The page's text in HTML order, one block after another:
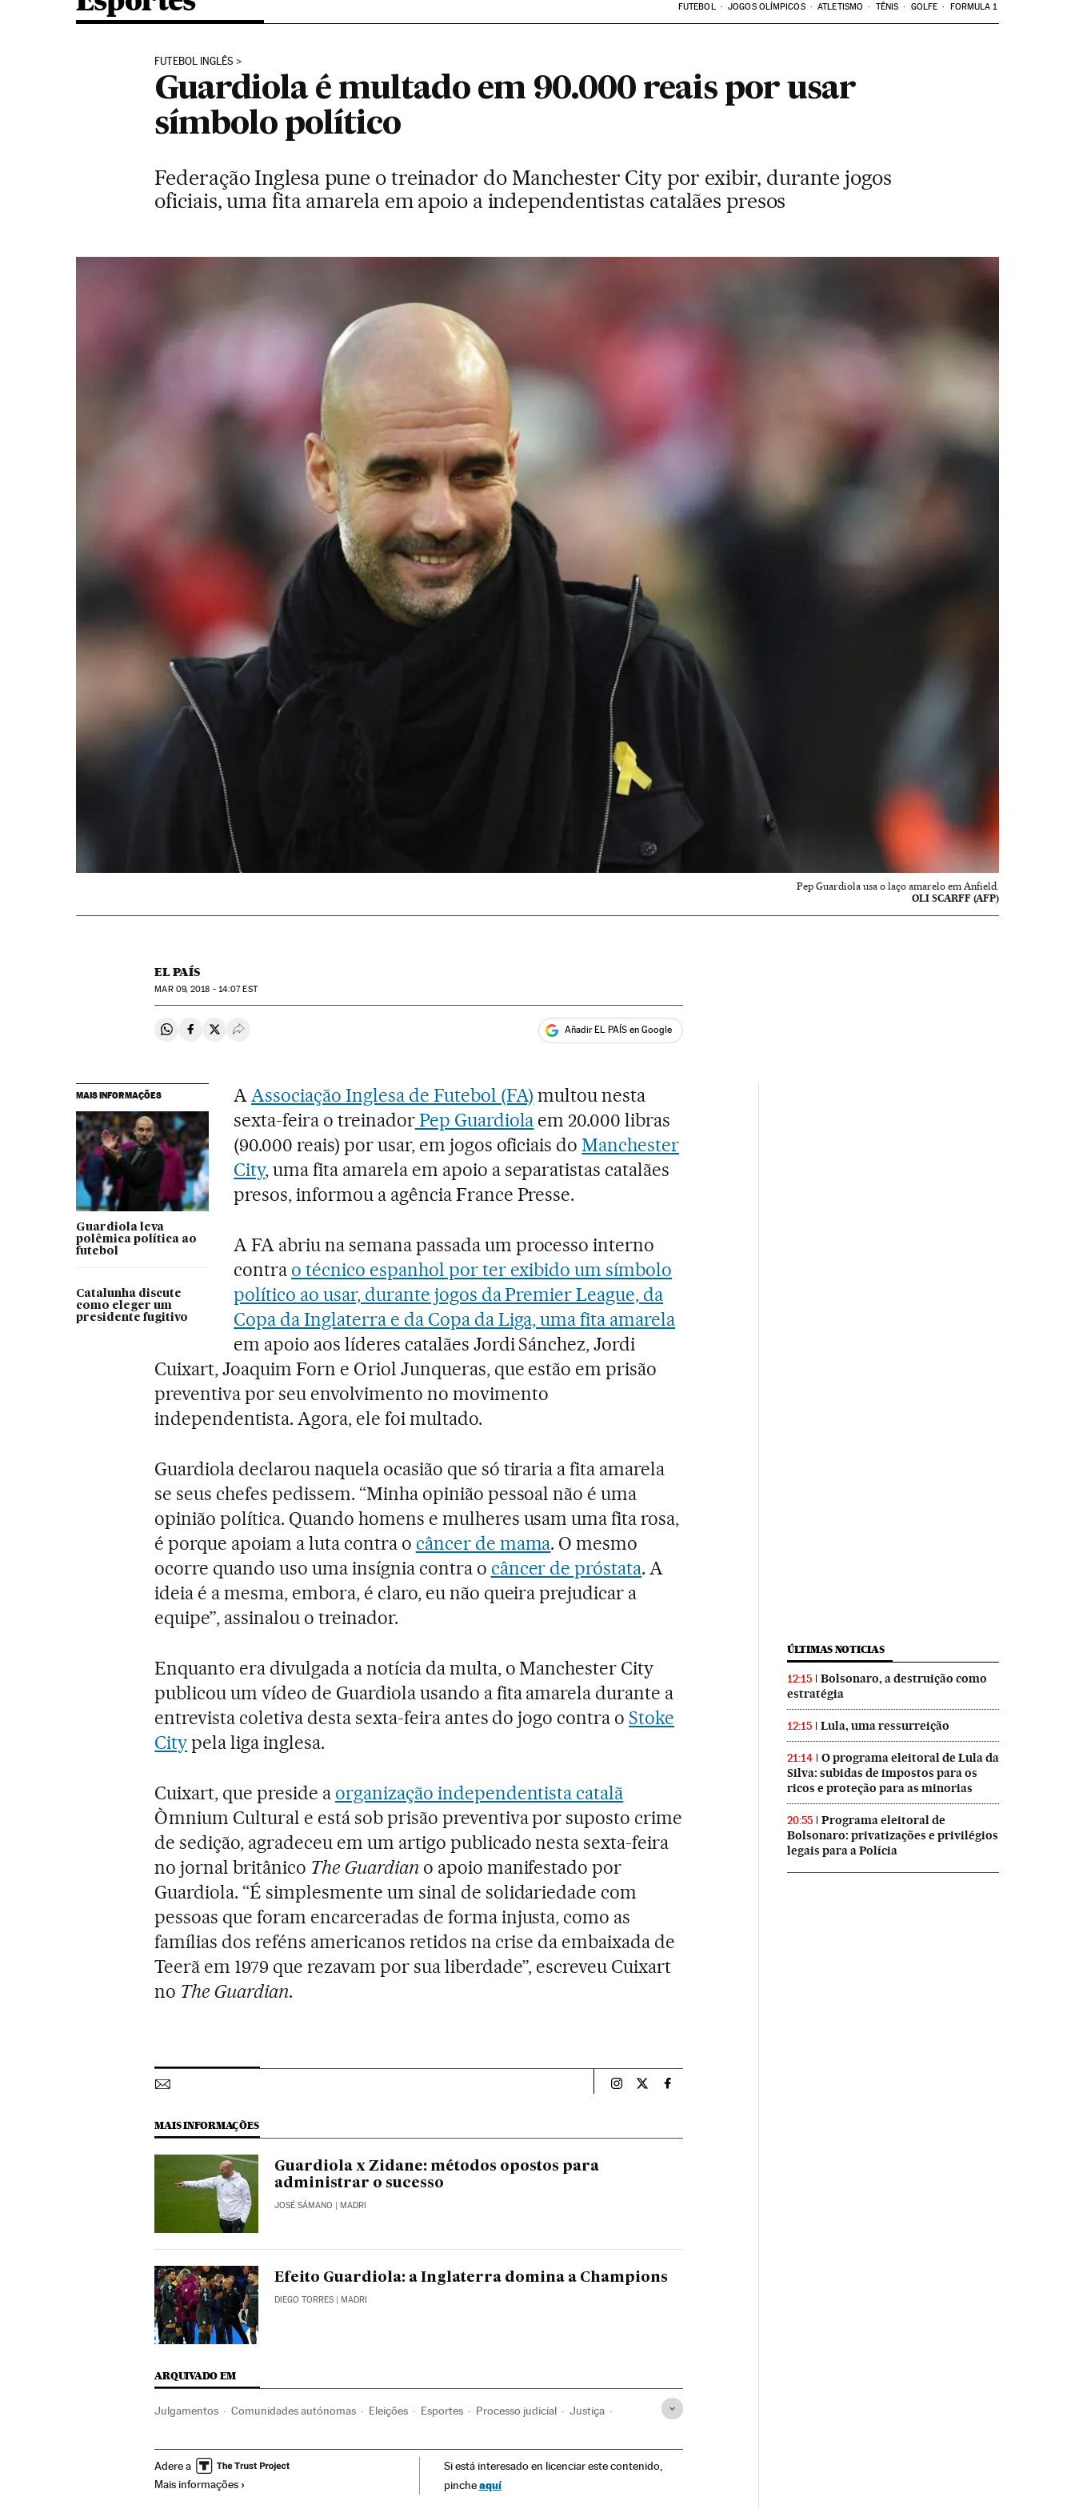
FUTEBOL JOGOS OLÍMPICOS ATLETISMO TÊNIS GOLFE FORMULA 1
FUTEBOL INGLÊS
Guardiola é multado em 90.000 reais por usar
símbolo político
Federação Inglesa pune o treinador do Manchester City por exibir, durante jogos
oficiais, uma fita amarela em apoio a independentistas catalães presos
Pep Guardiola usa o laço amarelo em Anfield.
OLI SCARFF (AFP)
EL PAÍS
MAR09, 2018 - 14:07EST
Compartir en Whatsapp
Compartir en Facebook
Compartir en Twitter
Desplegar Redes Sociales Añadir EL PAÍS en Google
MAIS INFORMAÇÕES
Guardiola leva
polêmica política ao
futebol
Catalunha discute
como eleger um
presidente fugitivo
AAssociação Inglesa de Futebol (FA) multou nesta
sexta-feira o treinadorPep Guardiola em 20.000 libras
(90.000 reais) por usar, em jogos oficiais doManchester
City, uma fita amarela em apoio a separatistas catalães
presos, informou a agência France Presse.
A FA abriu na semana passada um processo interno
contra o técnico espanhol por ter exibido um símbolo
político ao usar, durante jogos da Premier League, da
Copa da Inglaterra e da Copa da Liga, uma fita amarela
em apoio aos líderes catalães Jordi Sánchez, Jordi
Cuixart, Joaquim Forn e Oriol Junqueras, que estão em prisão
preventiva por seu envolvimento no movimento
independentista. Agora, ele foi multado.
Guardiola declarou naquela ocasião que só tiraria a fita amarela
se seus chefes pedissem. “Minha opinião pessoal não é uma
opinião política. Quando homens e mulheres usam uma fita rosa,
é porque apoiam a luta contra o câncer de mama. O mesmo
ocorre quando uso uma insígnia contra o câncer de próstata. A
ideia é a mesma, embora, é claro, eu não queira prejudicar a
equipe”, assinalou o treinador.
Enquanto era divulgada a notícia da multa, o Manchester City
publicou um vídeo de Guardiola usando a fita amarela durante a
entrevista coletiva desta sexta-feira antes do jogo contra o Stoke
Citypela liga inglesa.
Cuixart, que preside a organização independentista catalã
Òmnium Cultural e está sob prisão preventiva por suposto crime
de sedição, agradeceu em um artigo publicado nesta sexta-feira
no jornal britânico The Guardiano apoio manifestado por
Guardiola. “É simplesmente um sinal de solidariedade com
pessoas que foram encarceradas de forma injusta, como as
famílias dos reféns americanos retidos na crise da embaixada de
Teerã em 1979 que rezavam por sua liberdade”, escreveu Cuixart
no The Guardian.
Esportes El País Brasil en Instagram
Esportes El País Brasil en Twitter
Esportes El País Brasil en Facebook
MAIS INFORMAÇÕES
Guardiola x Zidane: métodos opostos para
administrar o sucesso
JOSÉ SÁMANO | MADRI
Efeito Guardiola: a Inglaterra domina a Champions
DIEGO TORRES | MADRI
ARQUIVADO EM
Julgamentos Comunidades autónomas Eleições Esportes Processo judicial Justiça
Referendo sobre a Independência da Catalunha 2017 Catalunha Futebol Sanções
Adere a
Mais informações
Si está interesado en licenciar este contenido,
pincheaquí
ÚLTIMAS NOTICIAS
12:15
Bolsonaro, a destruição como
estratégia
12:15 Lula, uma ressurreição
21:14
O programa eleitoral de Lula da
Silva: subidas de impostos para os
ricos e proteção para as minorias
20:55
Programa eleitoral de
Bolsonaro: privatizações e privilégios
legais para a Polícia